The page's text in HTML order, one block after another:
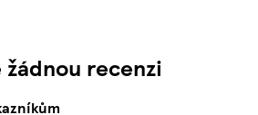
recenzi